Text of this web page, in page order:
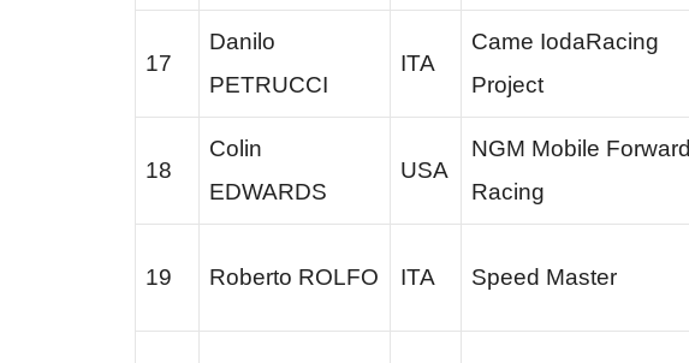
17
Danilo
PETRUCCI
ITA
Came IodaRacing
Project
18
Colin
EDWARDS
USA
NGM Mobile Forward
Racing
19 Roberto ROLFO ITA Speed Master